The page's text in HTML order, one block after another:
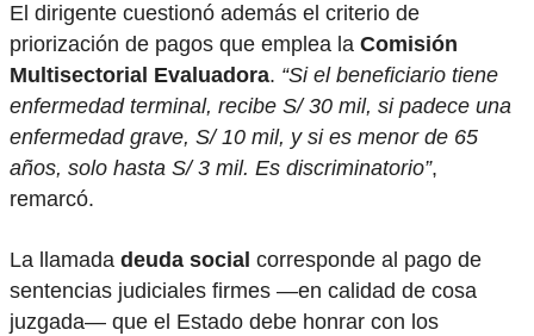
El dirigente cuestionó además el criterio de
priorización de pagos que emplea la Comisión
Multisectorial Evaluadora. “Si el beneficiario tiene
enfermedad terminal, recibe S/ 30 mil, si padece una
enfermedad grave, S/ 10 mil, y si es menor de 65
años, solo hasta S/ 3 mil. Es discriminatorio”,
remarcó.
La llamada deuda social corresponde al pago de
sentencias judiciales firmes —en calidad de cosa
juzgada— que el Estado debe honrar con los